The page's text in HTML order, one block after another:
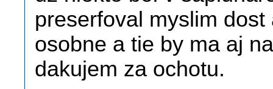
preserfoval myslim
osobne a tie by ma aj
dakujem za ochotu.